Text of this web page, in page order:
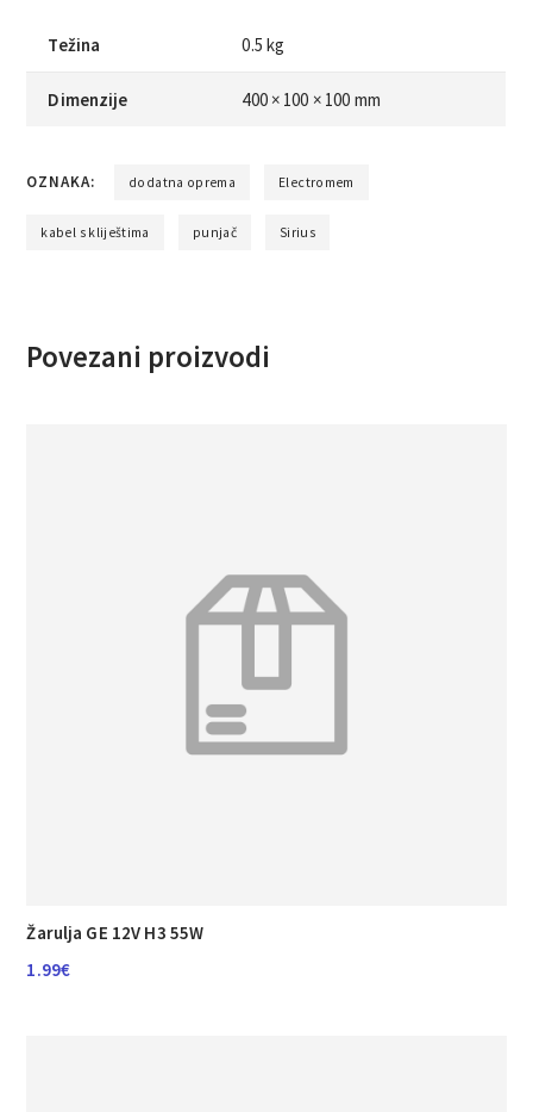
Težina 0.5 kg
Dimenzije 400 × 100 × 100 mm
OZNAKA: dodatna oprema Electromem
kabel s kliještima punjač Sirius
Povezani proizvodi
Žarulja GE 12V H3 55W
1.99€